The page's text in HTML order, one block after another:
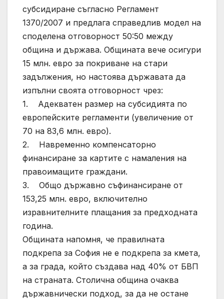
субсидиране съгласно Регламент
1370/2007 и предлага справедлив модел на
споделена отговорност 50:50 между
община и държава. Общината вече осигури
15 млн. евро за покриване на стари
задължения, но настоява държавата да
изпълни своята отговорност чрез:
1. Адекватен размер на субсидията по
европейските регламенти (увеличение от
70 на 83,6 млн. евро).
2. Навременно компенсаторно
финансиране за картите с намаления на
правоимащите граждани.
3. Общо държавно съфинансиране от
153,25 млн. евро, включително
изравнителните плащания за предходната
година.
Общината напомня, че правилната
подкрепа за София не е подкрепа за кмета,
а за града, който създава над 40% от БВП
на страната. Столична община очаква
държавнически подход, за да не остане